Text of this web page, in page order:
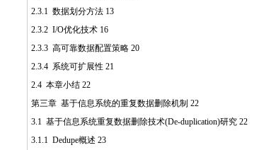
2.3.1 数据划分方法 13
2.3.2 I/O优化技术 16
2.3.3 高可靠数据配置策略 20
2.3.4 系统可扩展性 21
2.4 本章小结 22
第三章 基于信息系统的重复数据删除机制 22
3.1 基于信息系统重复数据删除技术(De-duplication)研究 22
3.1.1 Dedupe概述 23